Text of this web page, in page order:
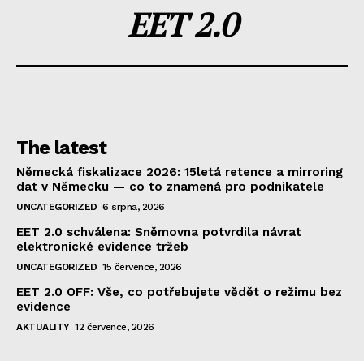
EET 2.0
The latest
Německá fiskalizace 2026: 15letá retence a mirroring
dat v Německu — co to znamená pro podnikatele
UNCATEGORIZED 6 srpna, 2026
EET 2.0 schválena: Sněmovna potvrdila návrat
elektronické evidence tržeb
UNCATEGORIZED 15 července, 2026
EET 2.0 OFF: Vše, co potřebujete vědět o režimu bez
evidence
AKTUALITY 12 července, 2026